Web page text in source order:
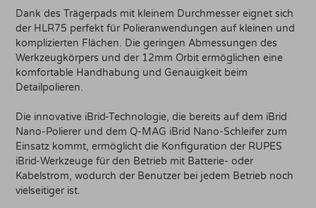
Dank des Trägerpads mit kleinem Durchmesser eignet sich
der HLR75 perfekt für Polieranwendungen auf kleinen und
komplizierten Flächen. Die geringen Abmessungen des
Werkzeugkörpers und der 12mm Orbit ermöglichen eine
komfortable Handhabung und Genauigkeit beim
Detailpolieren.
Die innovative iBrid-Technologie, die bereits auf dem iBrid
Nano-Polierer und dem Q-MAG iBrid Nano-Schleifer zum
Einsatz kommt, ermöglicht die Konfiguration der RUPES
iBrid-Werkzeuge für den Betrieb mit Batterie- oder
Kabelstrom, wodurch der Benutzer bei jedem Betrieb noch
vielseitiger ist.